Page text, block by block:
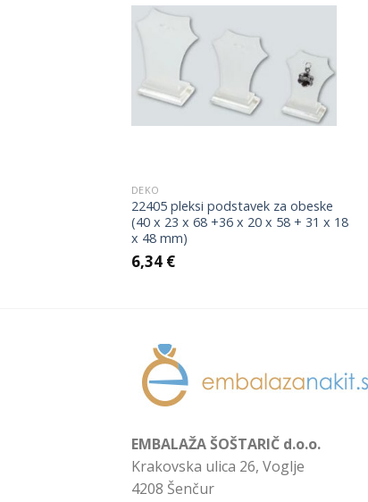
Add to
Wishlist
DEKO
22405 pleksi podstavek za obeske
(40 x 23 x 68 +36 x 20 x 58 + 31 x 18
x 48 mm)
6,34 €
EMBALAŽA ŠOŠTARIČ d.o.o.
Krakovska ulica 26, Voglje
4208 Šenčur